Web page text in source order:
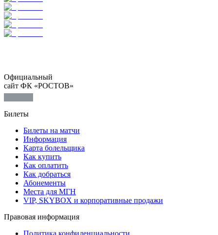
Официальный
сайт ФК «РОСТОВ»
Билеты
Билеты на матчи
Информация
Карта болельщика
Как купить
Как оплатить
Как добраться
Абонементы
Места для МГН
VIP, SKYBOX и корпоративные продажи
Правовая информация
Политика конфиденциальности